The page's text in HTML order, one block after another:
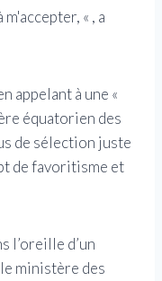
« , a
appelant à une «
équatorien des
de sélection juste
de favoritisme et
l’oreille d’un
ministère des